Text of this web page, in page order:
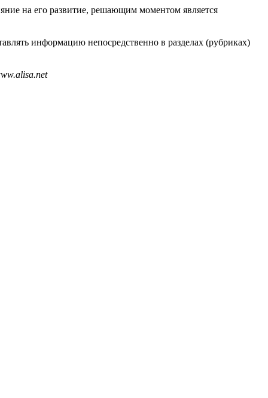
на его развитие, решающим моментом является
информацию непосредственно в разделах (рубриках)